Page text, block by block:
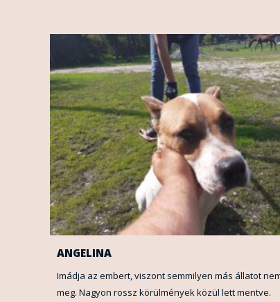
ANGELINA
Imádja az embert, viszont semmilyen más állatot
meg. Nagyon rossz körülmények közül lett mentve.